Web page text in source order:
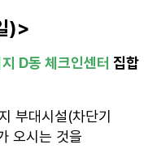
)>
D동 체크인센터 집합
부대시설(차단기
오시는 것을